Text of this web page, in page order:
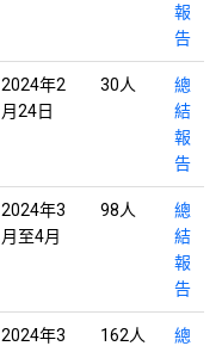
報
告
2024年2
月24日
30人
總
結
報
告
2024年3
月至4月
98人
總
結
報
告
2024年3
162人
總